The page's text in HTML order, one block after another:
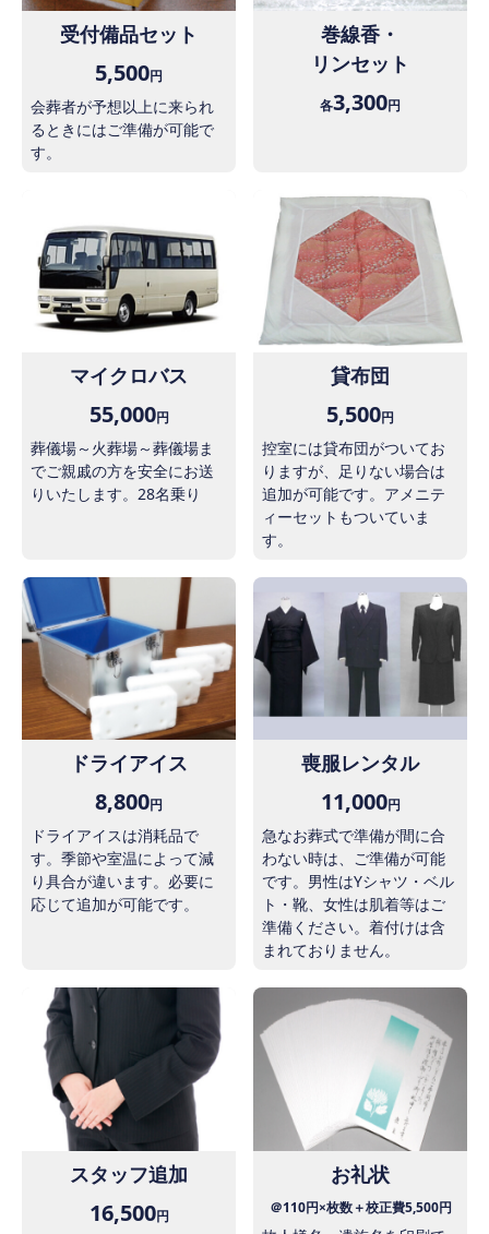
受付備品セット
5,500円
会葬者が予想以上に来られ
るときにはご準備が可能で
す。
巻線香・
リンセット
各3,300円
マイクロバス
55,000円
葬儀場～火葬場～葬儀場ま
でご親戚の方を安全にお送
りいたします。28名乗り
貸布団
5,500円
控室には貸布団がついてお
りますが、足りない場合は
追加が可能です。アメニテ
ィーセットもついていま
す。
ドライアイス
8,800円
ドライアイスは消耗品で
す。季節や室温によって減
り具合が違います。必要に
応じて追加が可能です。
喪服レンタル
11,000円
急なお葬式で準備が間に合
わない時は、ご準備が可能
です。男性はYシャツ・ベル
ト・靴、女性は肌着等はご
準備ください。着付けは含
まれておりません。
スタッフ追加
16,500円
お礼状
＠110円×枚数＋校正費5,500円